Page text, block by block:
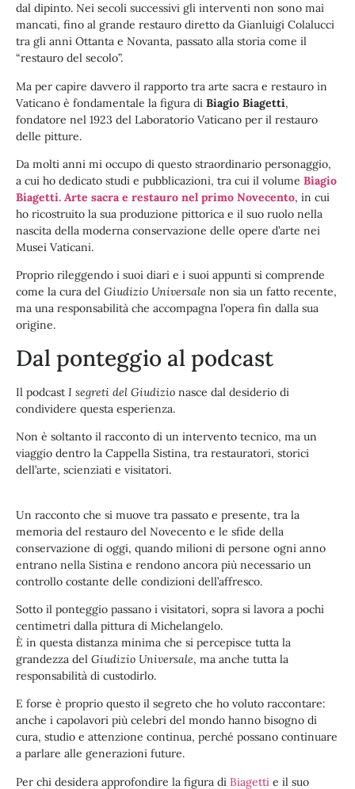
dal dipinto. Nei secoli successivi gli interventi non sono mai
mancati, fino al grande restauro diretto da Gianluigi Colalucci
tra gli anni Ottanta e Novanta, passato alla storia come il
“restauro del secolo”.
Ma per capire davvero il rapporto tra arte sacra e restauro in
Vaticano è fondamentale la figura di Biagio Biagetti,
fondatore nel 1923 del Laboratorio Vaticano per il restauro
delle pitture.
Da molti anni mi occupo di questo straordinario personaggio,
a cui ho dedicato studi e pubblicazioni, tra cui il volume Biagio
Biagetti. Arte sacra e restauro nel primo Novecento, in cui
ho ricostruito la sua produzione pittorica e il suo ruolo nella
nascita della moderna conservazione delle opere d’arte nei
Musei Vaticani.
Proprio rileggendo i suoi diari e i suoi appunti si comprende
come la cura del Giudizio Universale non sia un fatto recente,
ma una responsabilità che accompagna l’opera fin dalla sua
origine.
Dal ponteggio al podcast
Il podcast I segreti del Giudizio nasce dal desiderio di
condividere questa esperienza.
Non è soltanto il racconto di un intervento tecnico, ma un
viaggio dentro la Cappella Sistina, tra restauratori, storici
dell’arte, scienziati e visitatori.
Un racconto che si muove tra passato e presente, tra la
memoria del restauro del Novecento e le sfide della
conservazione di oggi, quando milioni di persone ogni anno
entrano nella Sistina e rendono ancora più necessario un
controllo costante delle condizioni dell’affresco.
Sotto il ponteggio passano i visitatori, sopra si lavora a pochi
centimetri dalla pittura di Michelangelo.
È in questa distanza minima che si percepisce tutta la
grandezza del Giudizio Universale, ma anche tutta la
responsabilità di custodirlo.
E forse è proprio questo il segreto che ho voluto raccontare:
anche i capolavori più celebri del mondo hanno bisogno di
cura, studio e attenzione continua, perché possano continuare
a parlare alle generazioni future.
Per chi desidera approfondire la figura di Biagetti e il suo